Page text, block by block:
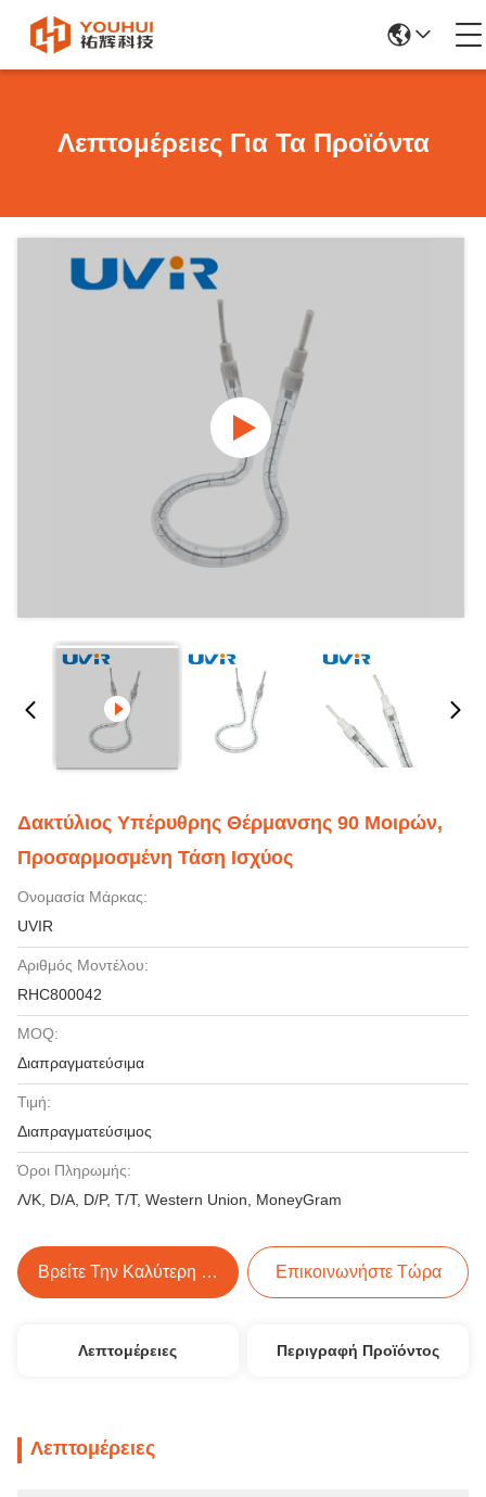
Λεπτομέρειες Για Τα Προϊόντα
Δακτύλιος Υπέρυθρης Θέρμανσης 90 Μοιρών,
Προσαρμοσμένη Τάση Ισχύος
Ονομασία Μάρκας:
UVIR
Αριθμός Μοντέλου:
RHC800042
MOQ:
Διαπραγματεύσιμα
Τιμή:
Διαπραγματεύσιμος
Όροι Πληρωμής:
Λ/Κ, D/A, D/P, T/T, Western Union, MoneyGram
Βρείτε Την Καλύτερη Τιμή Επικοινωνήστε Τώρα
Λεπτομέρειες Περιγραφή Προϊόντος
Λεπτομέρειες